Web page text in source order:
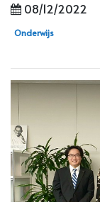
08/12/2022
Onderwijs